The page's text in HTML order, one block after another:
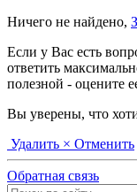
Ничего не найдено,
Если у Вас есть
ответить
полезной - оцените
Вы уверены, что
Удалить × Отменить
Обратная связь